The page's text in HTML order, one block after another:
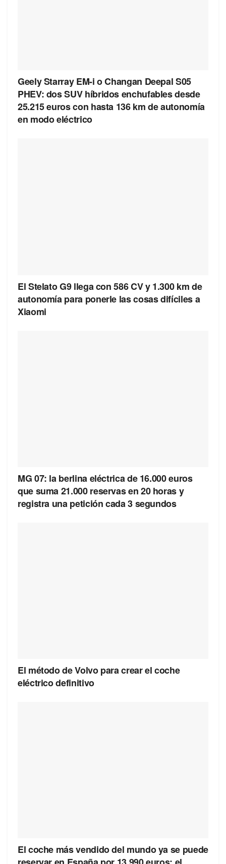
Geely Starray EM-i o Changan Deepal S05
PHEV: dos SUV híbridos enchufables desde
25.215 euros con hasta 136 km de autonomía
en modo eléctrico
El Stelato G9 llega con 586 CV y 1.300 km de
autonomía para ponerle las cosas difíciles a
Xiaomi
MG 07: la berlina eléctrica de 16.000 euros
que suma 21.000 reservas en 20 horas y
registra una petición cada 3 segundos
El método de Volvo para crear el coche
eléctrico definitivo
El coche más vendido del mundo ya se puede